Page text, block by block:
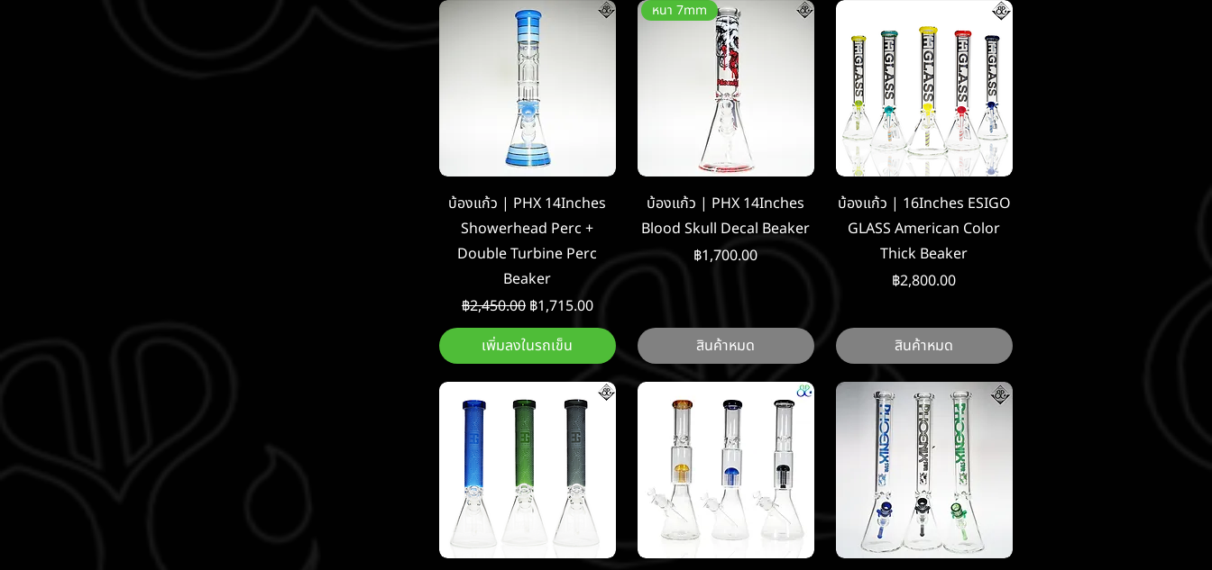
ดูข้อมูลด่วน
บ้องแก้ว | PHX 14Inches
Showerhead Perc +
Double Turbine Perc
Beaker
ราคาปกติ
฿2,450.00 ราคาขายลด
฿1,715.00
เพิ่มลงในรถเข็น
ดูข้อมูลด่วน
หนา 7mm
บ้องแก้ว | PHX 14Inches
Blood Skull Decal Beaker
ราคา
฿1,700.00
สินค้าหมด
ดูข้อมูลด่วน
บ้องแก้ว | 16Inches ESIGO
GLASS American Color
Thick Beaker
ราคา
฿2,800.00
สินค้าหมด